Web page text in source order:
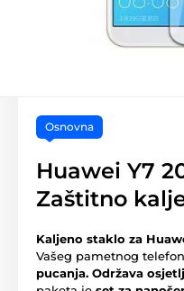
Osnovna
Huawei Y7
Zaštitno
Kaljeno staklo za
Vašeg pametnog
pucanja. Održava